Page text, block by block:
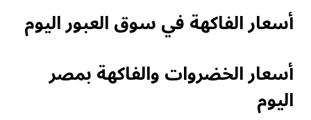
أسعار الفاكهة في سوق العبور اليوم
أسعار الخضروات والفاكهة بمصر
اليوم